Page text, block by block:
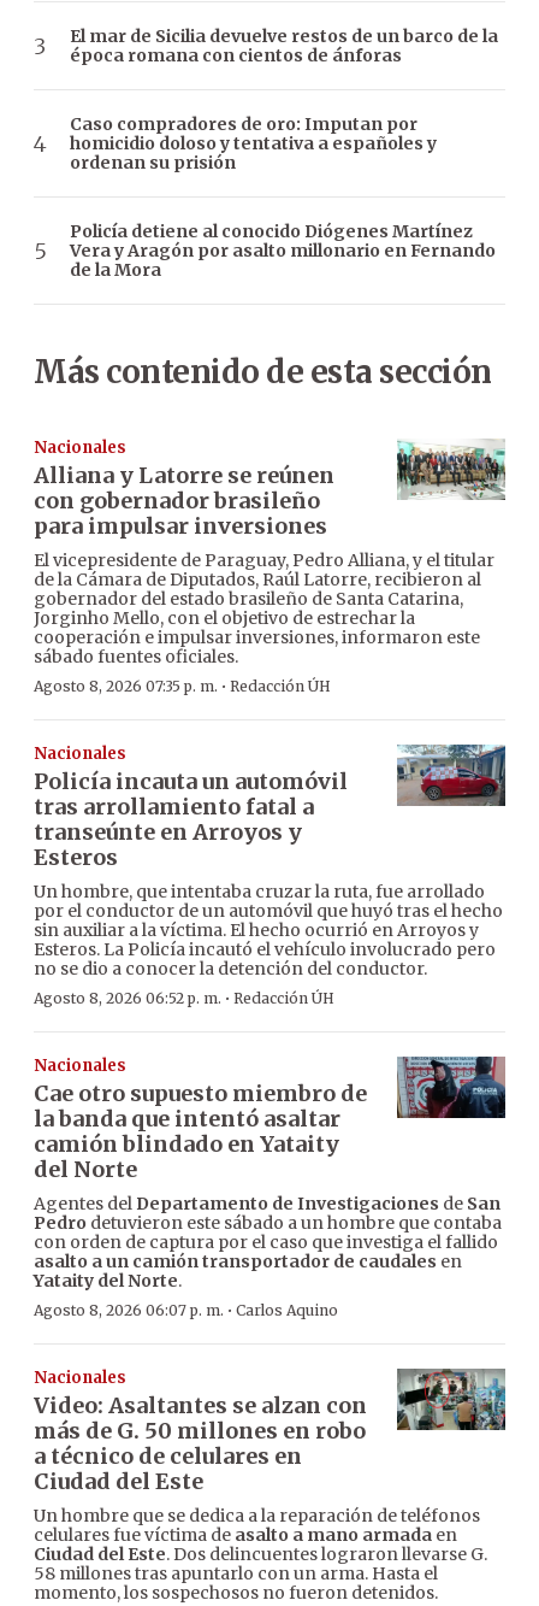
El mar de Sicilia devuelve restos de un barco de la
época romana con cientos de ánforas
Caso compradores de oro: Imputan por
homicidio doloso y tentativa a españoles y
ordenan su prisión
Policía detiene al conocido Diógenes Martínez
Vera y Aragón por asalto millonario en Fernando
de la Mora
Más contenido de esta sección
Nacionales
Alliana y Latorre se reúnen
con gobernador brasileño
para impulsar inversiones
El vicepresidente de Paraguay, Pedro Alliana, y el titular
de la Cámara de Diputados, Raúl Latorre, recibieron al
gobernador del estado brasileño de Santa Catarina,
Jorginho Mello, con el objetivo de estrechar la
cooperación e impulsar inversiones, informaron este
sábado fuentes oficiales.
Agosto 8, 2026 07:35 p. m. · Redacción ÚH
Nacionales
Policía incauta un automóvil
tras arrollamiento fatal a
transeúnte en Arroyos y
Esteros
Un hombre, que intentaba cruzar la ruta, fue arrollado
por el conductor de un automóvil que huyó tras el hecho
sin auxiliar a la víctima. El hecho ocurrió en Arroyos y
Esteros. La Policía incautó el vehículo involucrado pero
no se dio a conocer la detención del conductor.
Agosto 8, 2026 06:52 p. m. · Redacción ÚH
Nacionales
Cae otro supuesto miembro de
la banda que intentó asaltar
camión blindado en Yataity
del Norte
Agentes del Departamento de Investigaciones de San
Pedro detuvieron este sábado a un hombre que contaba
con orden de captura por el caso que investiga el fallido
asalto a un camión transportador de caudales en
Yataity del Norte.
Agosto 8, 2026 06:07 p. m. · Carlos Aquino
Nacionales
Video: Asaltantes se alzan con
más de G. 50 millones en robo
a técnico de celulares en
Ciudad del Este
Un hombre que se dedica a la reparación de teléfonos
celulares fue víctima de asalto a mano armada en
Ciudad del Este. Dos delincuentes lograron llevarse G.
58 millones tras apuntarlo con un arma. Hasta el
momento, los sospechosos no fueron detenidos.